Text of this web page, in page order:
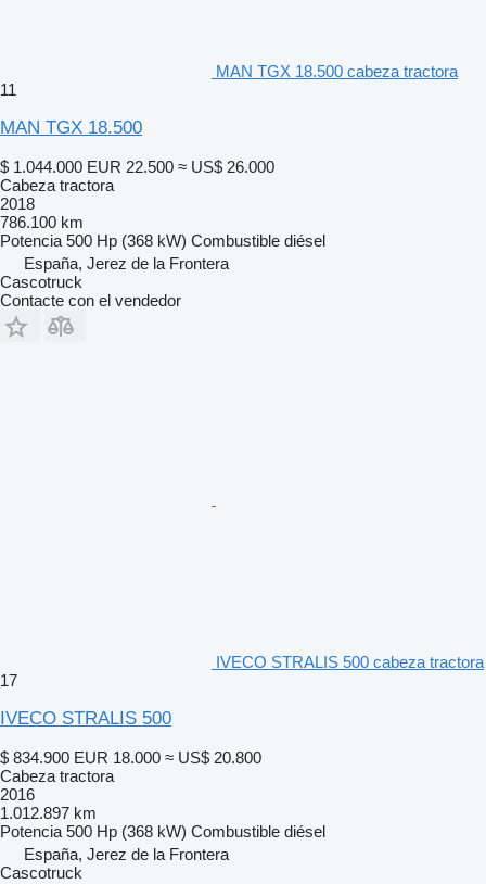
MAN TGX 18.500 cabeza tractora
11
MAN TGX 18.500
$ 1.044.000 EUR 22.500 ≈ US$ 26.000
Cabeza tractora
2018
786.100 km
Potencia 500 Hp (368 kW) Combustible diésel
España, Jerez de la Frontera
Cascotruck
Contacte con el vendedor
IVECO STRALIS 500 cabeza tractora
17
IVECO STRALIS 500
$ 834.900 EUR 18.000 ≈ US$ 20.800
Cabeza tractora
2016
1.012.897 km
Potencia 500 Hp (368 kW) Combustible diésel
España, Jerez de la Frontera
Cascotruck